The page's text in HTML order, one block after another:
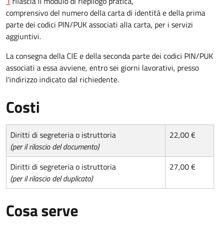
comprensivo del numero della carta di identità e della prima
parte dei codici PIN/PUK associati alla carta, per i servizi
aggiuntivi.
La consegna della CIE e della seconda parte dei codici PIN/PUK
associati a essa avviene, entro sei giorni lavorativi, presso
l'indirizzo indicato dal richiedente.
Costi
Diritti di segreteria o istruttoria
(per il rilascio del documento)
22,00 €
Diritti di segreteria o istruttoria
(per il rilascio del duplicato)
27,00 €
Cosa serve